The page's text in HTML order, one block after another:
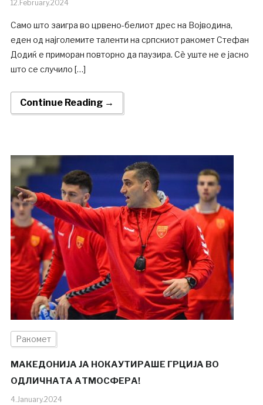
12.February.2024
Само што заигра во црвено-белиот дрес на Војводина,
еден од најголемите таленти на српскиот ракомет Стефан
Додиќ е приморан повторно да паузира. Сè уште не е јасно
што се случило […]
Continue Reading →
Ракомет
МАКЕДОНИЈА ЈА НОКАУТИРАШЕ ГРЦИЈА ВО
ОДЛИЧНАТА АТМОСФЕРА!
4.January.2024